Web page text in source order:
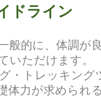
ドライン
般的に、体調が
いただけます。
・トレッキン
体力が求められ